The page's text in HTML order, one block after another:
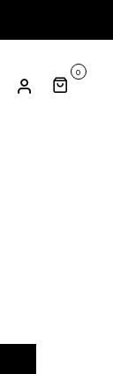
0